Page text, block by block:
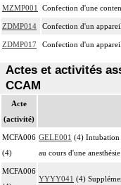
MZMP001 Confection d'une
ZDMP014 Confection d'un
ZDMP017 Confection d'un
Actes et activités
CCAM
Acte
(activité)
MCFA006
(4)
GELE001 (4) Intubation
au cours d'une
MCFA006
YYYY041 (4)